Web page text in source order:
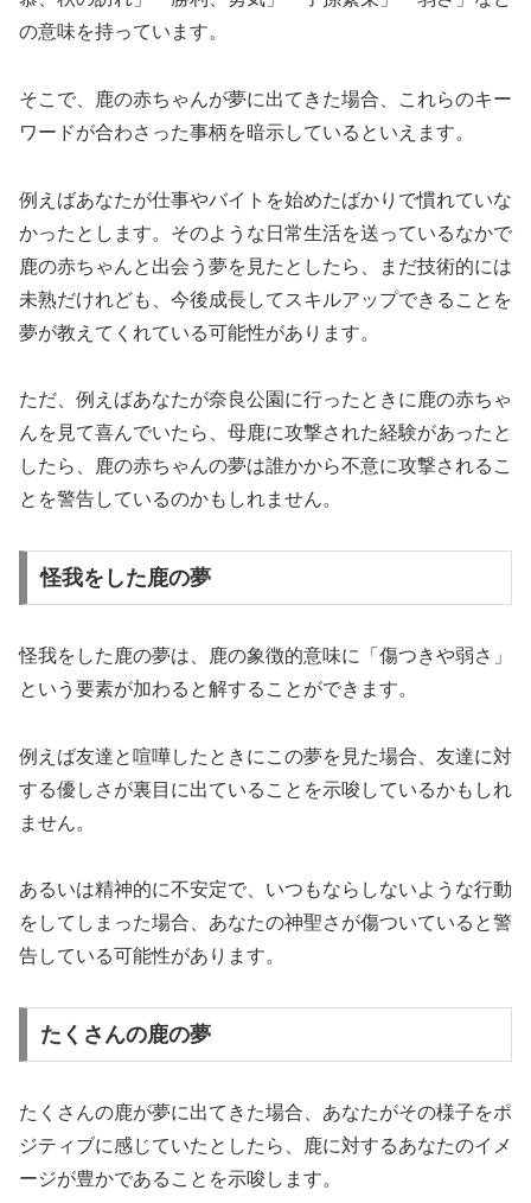
の意味を持っています。
そこで、鹿の赤ちゃんが夢に出てきた場合、これらのキー
ワードが合わさった事柄を暗示しているといえます。
例えばあなたが仕事やバイトを始めたばかりで慣れていな
かったとします。そのような日常生活を送っているなかで
鹿の赤ちゃんと出会う夢を見たとしたら、まだ技術的には
未熟だけれども、今後成長してスキルアップできることを
夢が教えてくれている可能性があります。
ただ、例えばあなたが奈良公園に行ったときに鹿の赤ちゃ
んを見て喜んでいたら、母鹿に攻撃された経験があったと
したら、鹿の赤ちゃんの夢は誰かから不意に攻撃されるこ
とを警告しているのかもしれません。
怪我をした鹿の夢
怪我をした鹿の夢は、鹿の象徴的意味に「傷つきや弱さ」
という要素が加わると解することができます。
例えば友達と喧嘩したときにこの夢を見た場合、友達に対
する優しさが裏目に出ていることを示唆しているかもしれ
ません。
あるいは精神的に不安定で、いつもならしないような行動
をしてしまった場合、あなたの神聖さが傷ついていると警
告している可能性があります。
たくさんの鹿の夢
たくさんの鹿が夢に出てきた場合、あなたがその様子をポ
ジティブに感じていたとしたら、鹿に対するあなたのイメ
ージが豊かであることを示唆します。